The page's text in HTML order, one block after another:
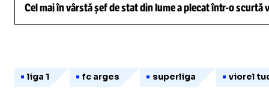
Cel mai în vârstă șef de stat din lume a plecat într-o scurtă
liga 1 fc arges superliga viorel